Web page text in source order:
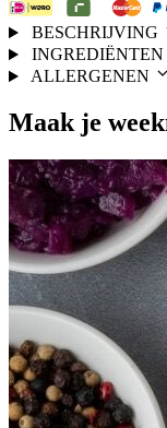
BESCHRIJVING
INGREDIËNTEN
ALLERGENEN
Maak je